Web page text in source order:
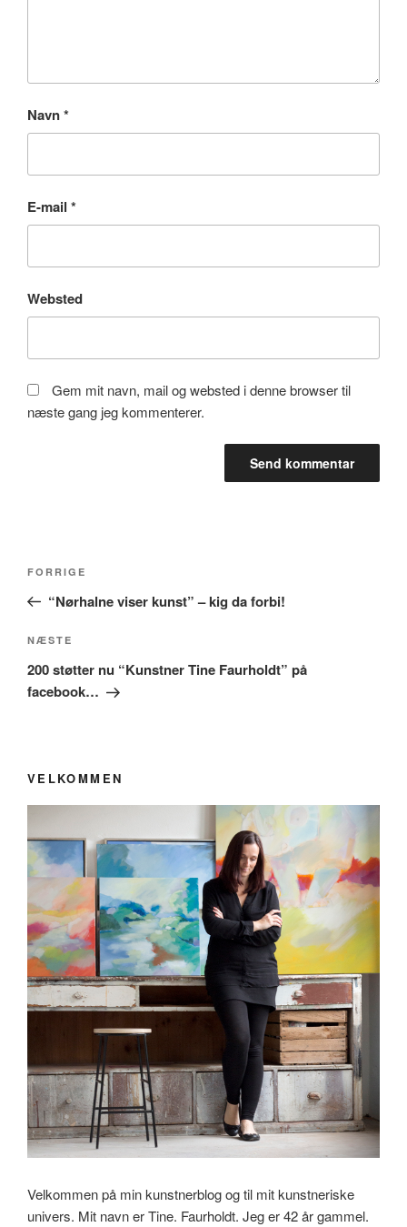
Navn*
E-mail *
Websted
Gem mit navn, mail og websted i denne browser til
næste gang jeg kommenterer.
Indlægsnavigation
Forrige
indlæg
FORRIGE
“Nørhalne viser kunst” – kig da forbi!
Næste
indlæg
NÆSTE
200 støtter nu “Kunstner Tine Faurholdt” på
facebook…
VELKOMMEN
Velkommen på min kunstnerblog og til mit kunstneriske
univers. Mit navn er Tine. Faurholdt. Jeg er 42 år gammel.